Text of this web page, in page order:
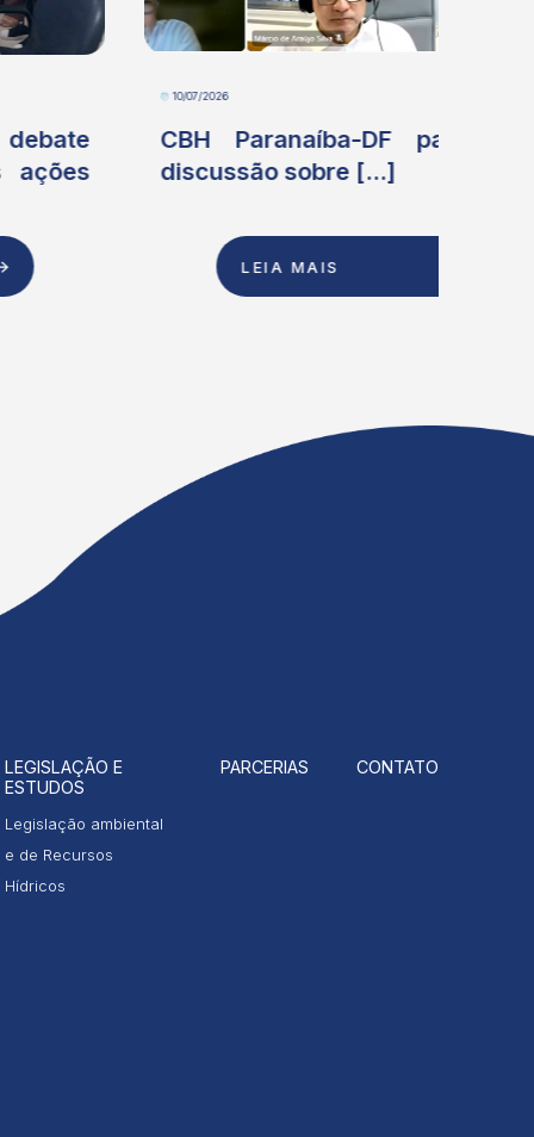
CBH Paranaíba-DF participa de
discussão sobre [...]
LEGISLAÇÃO E
ESTUDOS
Legislação ambiental
e de Recursos
Hídricos
PARCERIAS CONTATO